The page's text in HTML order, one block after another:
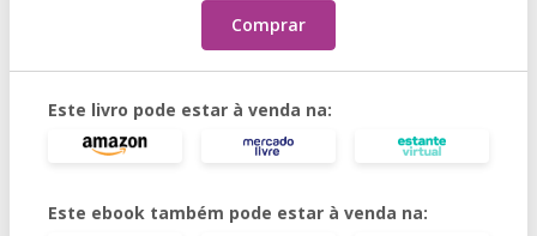
Comprar
Este livro pode estar à venda na:
Este ebook também pode estar à venda na: